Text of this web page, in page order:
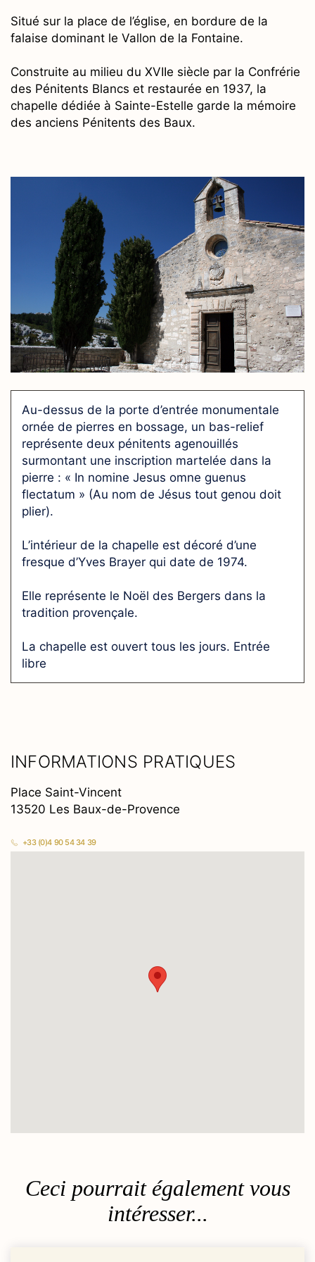
Situé sur la place de l’église, en bordure de la
falaise dominant le Vallon de la Fontaine.
Construite au milieu du XVIIe siècle par la Confrérie
des Pénitents Blancs et restaurée en 1937, la
chapelle dédiée à Sainte-Estelle garde la mémoire
des anciens Pénitents des Baux.
Au-dessus de la porte d’entrée monumentale
ornée de pierres en bossage, un bas-relief
représente deux pénitents agenouillés
surmontant une inscription martelée dans la
pierre : « In nomine Jesus omne guenus
flectatum » (Au nom de Jésus tout genou doit
plier).
L’intérieur de la chapelle est décoré d’une
fresque d’Yves Brayer qui date de 1974.
Elle représente le Noël des Bergers dans la
tradition provençale.
La chapelle est ouvert tous les jours. Entrée
libre
INFORMATIONS PRATIQUES
Place Saint-Vincent
13520 Les Baux-de-Provence
+33 (0)4 90 54 34 39
Ceci pourrait également vous
intéresser...